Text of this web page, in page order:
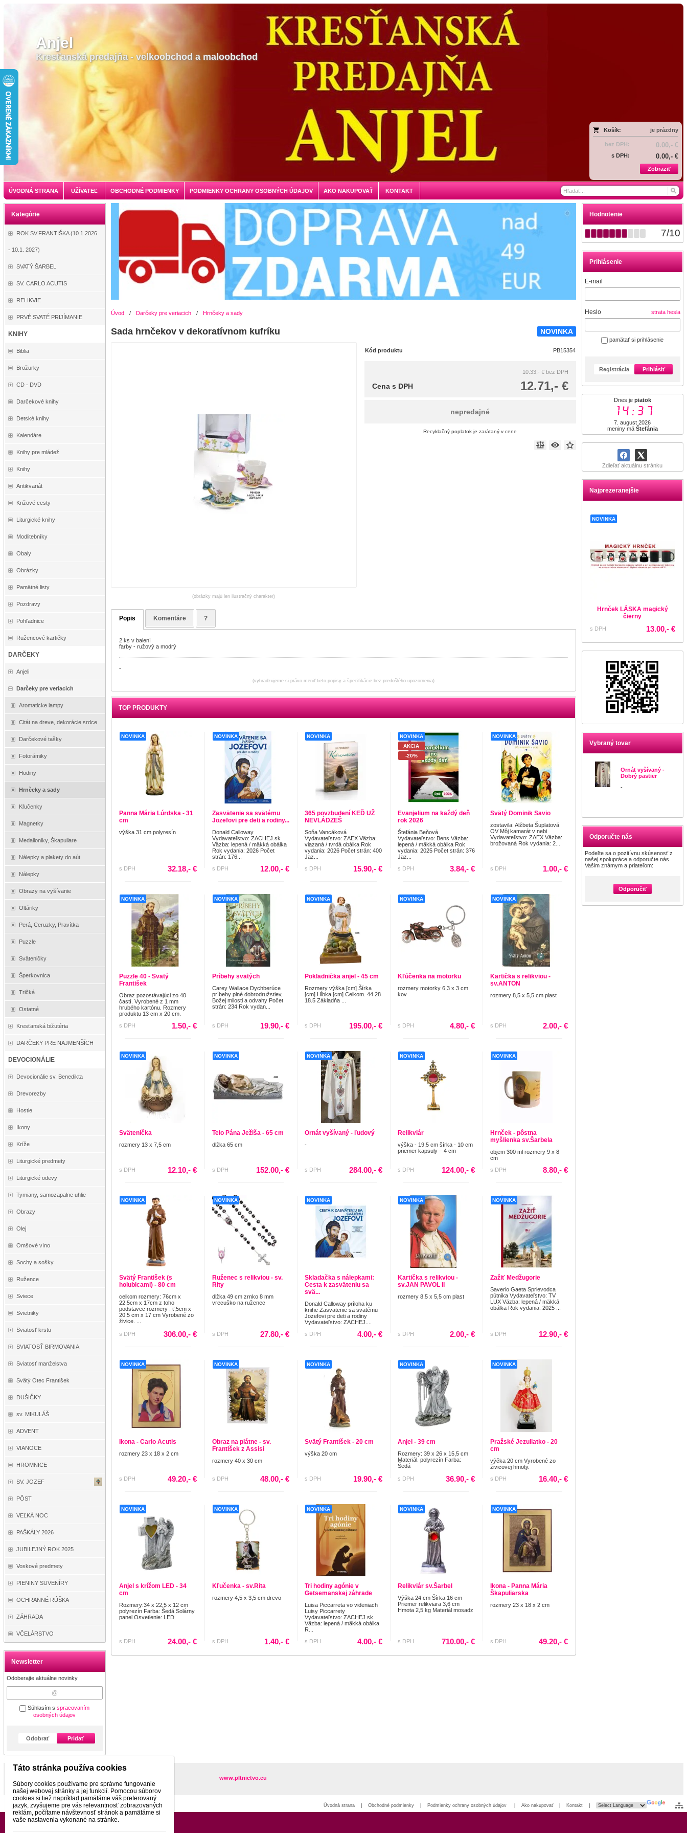
Košík: je prázdny
bez DPH: 0.00,- €
s DPH: 0.00,- €
Zobraziť
Anjel
Kresťanská predajňa - velkoobchod a maloobchod
ÚVODNÁ STRANA UŽÍVATEĽ OBCHODNÉ PODMIENKY PODMIENKY OCHRANY OSOBNÝCH ÚDAJOV AKO NAKUPOVAŤ KONTAKT
Kategórie
ROK SV.FRANTIŠKA (10.1.2026
- 10.1. 2027)
SVATÝ ŠARBEL
SV. CARLO ACUTIS
RELIKVIE
PRVÉ SVATÉ PRIJÍMANIE
KNIHY
Biblia
Brožurky
CD - DVD
Darčekové knihy
Detské knihy
Kalendáre
Knihy pre mládež
Knihy
Antikvariát
Križové cesty
Liturgické knihy
Modlitebníky
Obaly
Obrázky
Pamätné listy
Pozdravy
Pohľadnice
Ružencové kartičky
DARČEKY
Anjeli
Darčeky pre veriacich
Aromaticke lampy
Citát na dreve, dekorácie srdce
Darčekové tašky
Fotorámiky
Hodiny
Hrnčeky a sady
Kľučenky
Magnetky
Medailoniky, Škapuliare
Nálepky a plakety do aút
Nálepky
Obrazy na vyšívanie
Oltáriky
Perá, Ceruzky, Pravítka
Puzzle
Sväteničky
Šperkovnica
Tričká
Ostatné
Kresťanská bižutéria
DARČEKY PRE NAJMENŠÍCH
DEVOCIONÁLIE
Devocionálie sv. Benedikta
Drevorezby
Hostie
Ikony
Kríže
Liturgické predmety
Liturgické odevy
Tymiany, samozapalne uhlie
Obrazy
Olej
Omšové víno
Sochy a sošky
Ružence
Sviece
Svietniky
Sviatosť krstu
SVIATOSŤ BIRMOVANIA
Sviatosť manželstva
Svätý Otec František
DUŠIČKY
sv. MIKULÁŠ
ADVENT
VIANOCE
HROMNICE
SV. JOZEF
PÔST
VEĽKÁ NOC
PAŠKÁLY 2026
JUBILEJNÝ ROK 2025
Voskové predmety
PIENINY SUVENÍRY
OCHRANNÉ RÚŠKA
ZÁHRADA
VČELÁRSTVO
Newsletter
Odoberajte aktuálne novinky
Súhlasím sspracovaním
osobných údajov
Odobrať Pridať
Hodnotenie
7/10
Prihlásenie
E-mail
Heslo strata hesla
pamätať si prihlásenie
Registrácia Prihlásiť
Dnes je piatok
14:37
7. august 2026
meniny má Štefánia
Zdieľať aktuálnu stránku
Najprezeranejšie
NOVINKA
Hrnček LÁSKA magický
čierny
s DPH 13.00,- €
Vybraný tovar
Ornát vyšívaný -
Dobrý pastier
-
Odporučte nás
Podeľte sa o pozitívnu skúsenosť z
našej spolupráce a odporučte nás
Vašim známym a priateľom:
Odporučiť
Úvod / Darčeky pre veriacich / Hrnčeky a sady
NOVINKA
Sada hrnčekov v dekoratívnom kufríku
(obrázky majú len ilustračný charakter)
Kód produktu PB15354
10.33,- € bez DPH
12.71,- €
Cena s DPH
nepredajné
Recyklačný poplatok je zarátaný v cene
Popis Komentáre ?
2 ks v balení
farby - ružový a modrý
-
(vyhradzujeme si právo meniť tieto popisy a špecifikácie bez predošlého upozornenia)
TOP PRODUKTY
NOVINKA
Panna Mária Lúrdska - 31
cm
výška 31 cm polyresín
s DPH 32.18,- €
NOVINKA
Zasvätenie sa svätému
Jozefovi pre deti a rodiny...
Donald Calloway
Vydavateľstvo: ZACHEJ.sk
Väzba: lepená / mäkká obálka
Rok vydania: 2026 Počet
strán: 176...
s DPH
12.00,- €
NOVINKA
365 povzbudení KEĎ UŽ
NEVLÁDZEŠ
Soňa Vancáková
Vydavateľstvo: ZAEX Väzba:
viazaná / tvrdá obálka Rok
vydania: 2026 Počet strán: 400
Jaz...
s DPH
15.90,- €
NOVINKA
AKCIA
-20%
Evanjelium na každý deň
rok 2026
Štefánia Beňová
Vydavateľstvo: Bens Väzba:
lepená / mäkká obálka Rok
vydania: 2025 Počet strán: 376
Jaz...
s DPH
3.84,- €
NOVINKA
Svätý Dominik Savio
zostavila: Alžbeta Šuplatová
OV Môj kamarát v nebi
Vydavateľstvo: ZAEX Väzba:
brožovaná Rok vydania: 2...
s DPH 1.00,- €
NOVINKA
Puzzle 40 - Svätý
František
Obraz pozostávajúci zo 40
častí. Vyrobené z 1 mm
hrubého kartónu. Rozmery
produktu 13 cm x 20 cm.
s DPH
1.50,- €
NOVINKA
Príbehy svätých
Carey Wallace Dychberúce
príbehy plné dobrodružstiev,
Božej milosti a odvahy Počet
strán: 234 Rok vydan...
s DPH 19.90,- €
NOVINKA
Pokladnička anjel - 45 cm
Rozmery výška [cm] Šírka
[cm] Hĺbka [cm] Celkom. 44 28
18.5 Základňa ...
s DPH 195.00,- €
NOVINKA
Kľúčenka na motorku
rozmery motorky 6,3 x 3 cm
kov
s DPH 4.80,- €
NOVINKA
Kartička s relikviou -
sv.ANTON
rozmery 8,5 x 5,5 cm plast
s DPH 2.00,- €
NOVINKA
Svätenička
rozmery 13 x 7,5 cm
s DPH 12.10,- €
NOVINKA
Telo Pána Ježiša - 65 cm
dlžka 65 cm
s DPH 152.00,- €
NOVINKA
Ornát vyšívaný - ľudový
-
s DPH 284.00,- €
NOVINKA
Relikviár
výška - 19,5 cm šírka - 10 cm
priemer kapsuly – 4 cm
s DPH 124.00,- €
NOVINKA
Hrnček - pôstna
myšlienka sv.Šarbela
objem 300 ml rozmery 9 x 8
cm
s DPH
8.80,- €
NOVINKA
Svätý František (s
holubicami) - 80 cm
celkom rozmery: 76cm x
22,5cm x 17cm z toho
podstavec rozmery : ť,5cm x
20,5 cm x 17 cm Vyrobené zo
živice. ...
s DPH 306.00,- €
NOVINKA
Ruženec s relikviou - sv.
Rity
dlžka 49 cm zrnko 8 mm
vrecuško na ruženec
s DPH 27.80,- €
NOVINKA
Skladačka s nálepkami:
Cesta k zasväteniu sa
svä...
Donald Calloway príloha ku
knihe Zasvätenie sa svätému
Jozefovi pre deti a rodiny
Vydavateľstvo: ZACHEJ....
s DPH
4.00,- €
NOVINKA
Kartička s relikviou -
sv.JAN PAVOL II
rozmery 8,5 x 5,5 cm plast
s DPH 2.00,- €
NOVINKA
Zažiť Medžugorie
Saverio Gaeta Sprievodca
pútnika Vydavateľstvo: TV
LUX Väzba: lepená / mäkká
obálka Rok vydania: 2025 ...
s DPH 12.90,- €
NOVINKA
Ikona - Carlo Acutis
rozmery 23 x 18 x 2 cm
s DPH 49.20,- €
NOVINKA
Obraz na plátne - sv.
František z Assisi
rozmery 40 x 30 cm
s DPH 48.00,- €
NOVINKA
Svätý František - 20 cm
výška 20 cm
s DPH 19.90,- €
NOVINKA
Anjel - 39 cm
Rozmery: 39 x 26 x 15,5 cm
Materiál: polyrezín Farba:
Šedá
s DPH 36.90,- €
NOVINKA
Pražské Jezuliatko - 20
cm
výčka 20 cm Vyrobené zo
živicovej hmoty.
s DPH
16.40,- €
NOVINKA
Anjel s krížom LED - 34
cm
Rozmery:34 x 22,5 x 12 cm
polyrezín Farba: Šedá Solárny
panel Osvetlenie: LED
s DPH 24.00,- €
NOVINKA
Kľučenka - sv.Rita
rozmery 4,5 x 3,5 cm drevo
s DPH 1.40,- €
NOVINKA
Tri hodiny agónie v
Getsemanskej záhrade
Luisa Piccarreta vo videniach
Luisy Piccarrety
Vydavateľstvo: ZACHEJ.sk
Väzba: lepená / mäkká obálka
R...
s DPH
4.00,- €
NOVINKA
Relikviár sv.Šarbel
Výška 24 cm Šírka 16 cm
Priemer relikviara 3,6 cm
Hmota 2,5 kg Materiál mosadz
s DPH 710.00,- €
NOVINKA
Ikona - Panna Mária
Škapuliarska
rozmery 23 x 18 x 2 cm
s DPH 49.20,- €
www.pltnictvo.eu
Úvodná strana Obchodné podmienky Podmienky ochrany osobných údajov Ako nakupovať| Kontakt
Táto stránka používa cookies
Súbory cookies používame pre správne fungovanie
našej webovej stránky a jej funkcií. Pomocou súborov
cookies si tiež napríklad pamätáme váš preferovaný
jazyk, zvyšujeme pre vás relevantnosť zobrazovaných
reklám, počítame návštevnosť stránok a pamätáme si
vaše nastavenia vykonané na stránke.